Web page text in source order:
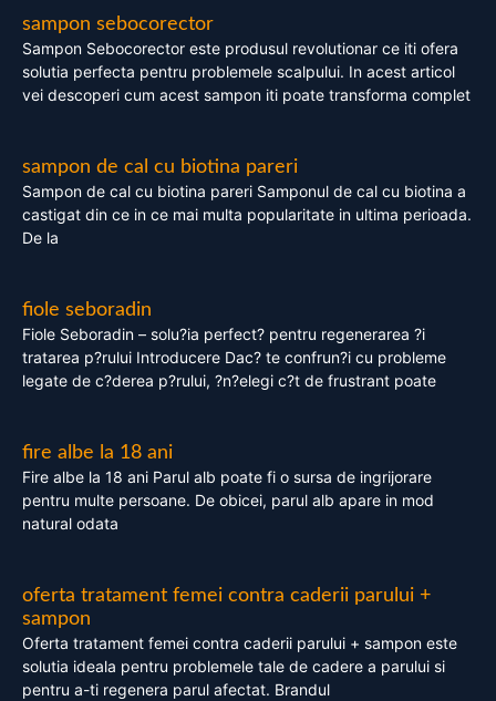
sampon sebocorector
Sampon Sebocorector este produsul revolutionar ce iti ofera
solutia perfecta pentru problemele scalpului. In acest articol
vei descoperi cum acest sampon iti poate transforma complet
sampon de cal cu biotina pareri
Sampon de cal cu biotina pareri Samponul de cal cu biotina a
castigat din ce in ce mai multa popularitate in ultima perioada.
De la
fiole seboradin
Fiole Seboradin – solu?ia perfect? pentru regenerarea ?i
tratarea p?rului Introducere Dac? te confrun?i cu probleme
legate de c?derea p?rului, ?n?elegi c?t de frustrant poate
fire albe la 18 ani
Fire albe la 18 ani Parul alb poate fi o sursa de ingrijorare
pentru multe persoane. De obicei, parul alb apare in mod
natural odata
oferta tratament femei contra caderii parului +
sampon
Oferta tratament femei contra caderii parului + sampon este
solutia ideala pentru problemele tale de cadere a parului si
pentru a-ti regenera parul afectat. Brandul